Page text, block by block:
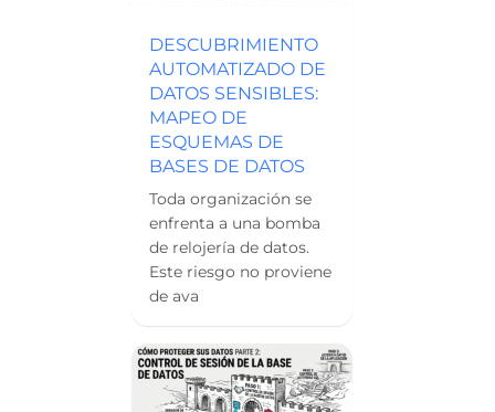
DESCUBRIMIENTO
AUTOMATIZADO DE
DATOS SENSIBLES:
MAPEO DE
ESQUEMAS DE
BASES DE DATOS
Toda organización se
enfrenta a una bomba
de relojería de datos.
Este riesgo no proviene
de ava